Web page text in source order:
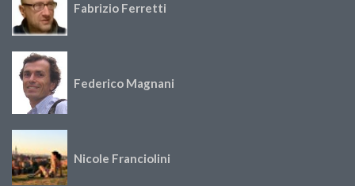
Fabrizio Ferretti
Federico Magnani
Nicole Franciolini